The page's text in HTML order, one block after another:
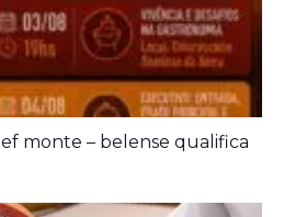
monte – belense qualifica